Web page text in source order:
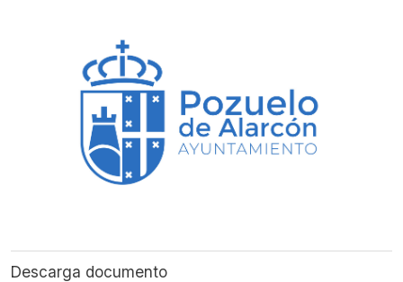
Descarga documento